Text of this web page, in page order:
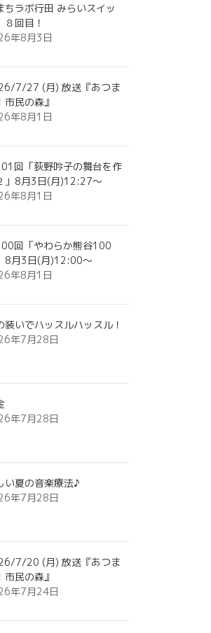
ちラボ行田 みらいスイッ
８回目！
年8月3日
7/27 (月) 放送『あつま
市民の森』
年8月1日
回「荻野吟子の舞台を作
」8月3日(月)12:27～
年8月1日
回「やわらか熊谷100
8月3日(月)12:00～
年8月1日
装いでハッスルハッスル！
年7月28日
年7月28日
い夏の音楽療法♪
年7月28日
7/20 (月) 放送『あつま
市民の森』
年7月24日